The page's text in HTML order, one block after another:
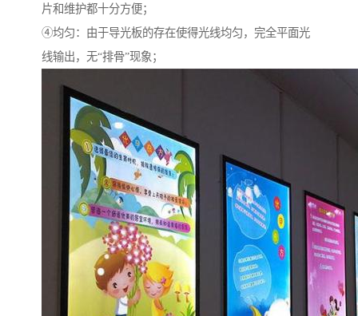
片和维护都十分方便；
④均匀：由于导光板的存在使得光线均匀，完全平面光
线输出，无“排骨”现象；